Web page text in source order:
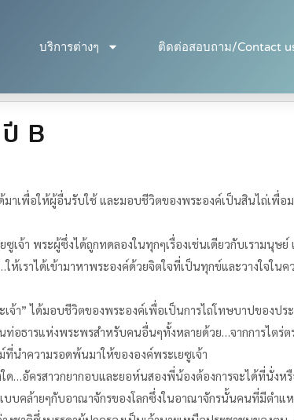
บริการต่างๆ ติดต่อสอบถาม/Contact
B
าเพื่อให้ผู้อื่นรับใช้ และมอบชีวิตของพระองค์เป็นสินไถ่เพื่อ
จ้า พระผู้ซึ่งได้ถูกทดลองในทุกๆเรื่องเช่นเดียวกับเรามนุษย์
เราได้เข้ามาหาพระองค์ด้วยจิตใจที่เป็นทุกข์และวางใจในค
า” ได้มอบชีวิตของพระองค์เพื่อเป็นการไถ่โทษบาปของปร
อธารแห่งพระพรสำหรับคนอื่นๆทั้งหลายด้วย…จากการไตร่ต
นำความรอดพ้นมาให้ขององค์พระเยซูเจ้า
ใด…อัครสาวกยากอบและยอห์นสองพี่น้องต้องการจะได้ที่นั่งห
บคล้ายๆกับอาณาจักรของโลกซึ่งในอาณาจักรนั้นคนที่มีตำแ